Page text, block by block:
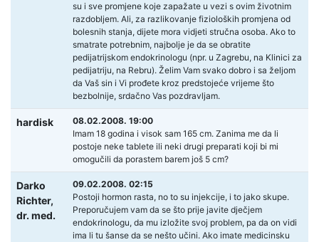
su i sve promjene koje zapažate u vezi s ovim životnim
razdobljem. Ali, za razlikovanje fizioloških promjena od
bolesnih stanja, dijete mora vidjeti stručna osoba. Ako to
smatrate potrebnim, najbolje je da se obratite
pedijatrijskom endokrinologu (npr. u Zagrebu, na Klinici za
pedijatriju, na Rebru). Želim Vam svako dobro i sa željom
da Vaš sin i Vi prođete kroz predstojeće vrijeme što
bezbolnije, srdačno Vas pozdravljam.
hardisk
08.02.2008. 19:00
Imam 18 godina i visok sam 165 cm. Zanima me da li
postoje neke tablete ili neki drugi preparati koji bi mi
omogučili da porastem barem još 5 cm?
Darko
Richter,
dr. med.
09.02.2008. 02:15
Postoji hormon rasta, no to su injekcije, i to jako skupe.
Preporučujem vam da se što prije javite dječjem
endokrinologu, da mu izložite svoj problem, pa da on vidi
ima li tu šanse da se nešto učini. Ako imate medicinsku